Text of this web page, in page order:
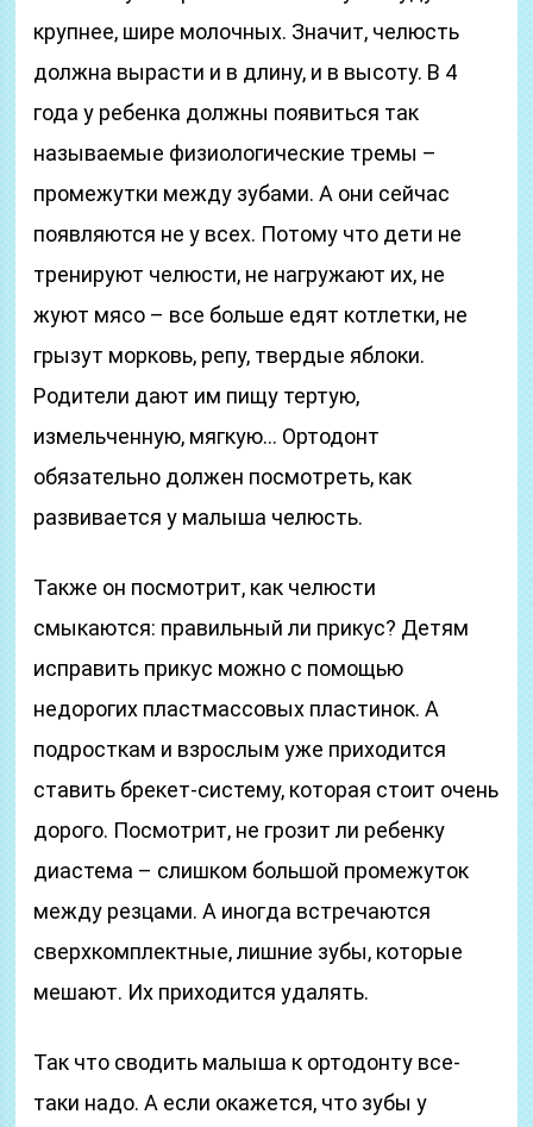
крупнее, шире молочных. Значит, челюсть
должна вырасти и в длину, и в высоту. В 4
года у ребенка должны появиться так
называемые физиологические тремы –
промежутки между зубами. А они сейчас
появляются не у всех. Потому что дети не
тренируют челюсти, не нагружают их, не
жуют мясо – все больше едят котлетки, не
грызут морковь, репу, твердые яблоки.
Родители дают им пищу тертую,
измельченную, мягкую… Ортодонт
обязательно должен посмотреть, как
развивается у малыша челюсть.
Также он посмотрит, как челюсти
смыкаются: правильный ли прикус? Детям
исправить прикус можно с помощью
недорогих пластмассовых пластинок. А
подросткам и взрослым уже приходится
ставить брекет-систему, которая стоит очень
дорого. Посмотрит, не грозит ли ребенку
диастема – слишком большой промежуток
между резцами. А иногда встречаются
сверхкомплектные, лишние зубы, которые
мешают. Их приходится удалять.
Так что сводить малыша к ортодонту все-
таки надо. А если окажется, что зубы у